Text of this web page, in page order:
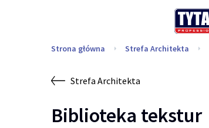
Strona główna Strefa Architekta
Strefa Architekta
Biblioteka tekstur